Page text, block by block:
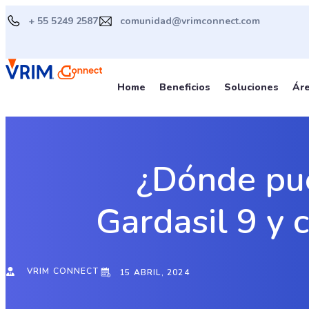
al
+ 55 5249 2587 comunidad@vrimconnect.com
Home Beneficios Soluciones
¿Dónde
Gardasil 9 y
VRIM CONNECT 15 ABRIL, 2024